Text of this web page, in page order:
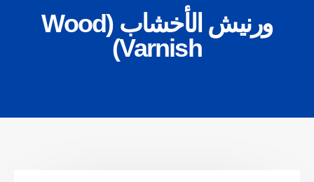
ورنيش الأخشاب (Wood
Varnish)